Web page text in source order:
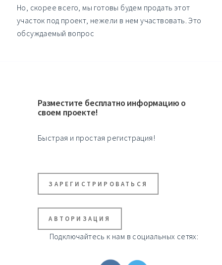
Но, скорее всего, мы готовы будем продать этот
участок под проект, нежели в нем участвовать. Это
обсуждаемый вопрос
Разместите бесплатно информацию о
своем проекте!
Быстрая и простая регистрация!
ЗАРЕГИСТРИРОВАТЬСЯ
АВТОРИЗАЦИЯ
Подключайтесь к нам в социальных сетях: